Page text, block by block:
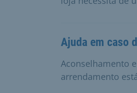
Ajuda em caso
Aconselhamento
arrendamento